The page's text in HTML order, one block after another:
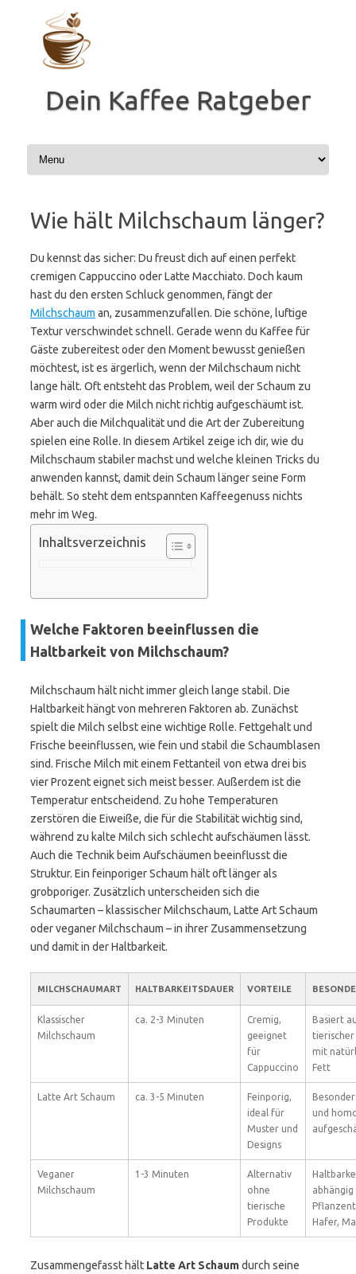
springen
Dein Kaffee Ratgeber
Wie hält Milchschaum länger?
Du kennst das sicher: Du freust dich auf einen perfekt
cremigen Cappuccino oder Latte Macchiato. Doch kaum
hast du den ersten Schluck genommen, fängt der
Milchschaum an, zusammenzufallen. Die schöne, luftige
Textur verschwindet schnell. Gerade wenn du Kaffee für
Gäste zubereitest oder den Moment bewusst genießen
möchtest, ist es ärgerlich, wenn der Milchschaum nicht
lange hält. Oft entsteht das Problem, weil der Schaum zu
warm wird oder die Milch nicht richtig aufgeschäumt ist.
Aber auch die Milchqualität und die Art der Zubereitung
spielen eine Rolle. In diesem Artikel zeige ich dir, wie du
Milchschaum stabiler machst und welche kleinen Tricks du
anwenden kannst, damit dein Schaum länger seine Form
behält. So steht dem entspannten Kaffeegenuss nichts
mehr im Weg.
Inhaltsverzeichnis
Welche Faktoren beeinflussen die
Haltbarkeit von Milchschaum?
Milchschaum hält nicht immer gleich lange stabil. Die
Haltbarkeit hängt von mehreren Faktoren ab. Zunächst
spielt die Milch selbst eine wichtige Rolle. Fettgehalt und
Frische beeinflussen, wie fein und stabil die Schaumblasen
sind. Frische Milch mit einem Fettanteil von etwa drei bis
vier Prozent eignet sich meist besser. Außerdem ist die
Temperatur entscheidend. Zu hohe Temperaturen
zerstören die Eiweiße, die für die Stabilität wichtig sind,
während zu kalte Milch sich schlecht aufschäumen lässt.
Auch die Technik beim Aufschäumen beeinflusst die
Struktur. Ein feinporiger Schaum hält oft länger als
grobporiger. Zusätzlich unterscheiden sich die
Schaumarten – klassischer Milchschaum, Latte Art Schaum
oder veganer Milchschaum – in ihrer Zusammensetzung
und damit in der Haltbarkeit.
MILCHSCHAUMART HALTBARKEITSDAUER VORTEILE
Klassischer
Milchschaum
ca. 2-3 Minuten
Cremig,
geeignet
für
Cappuccino
Basiert
tierischer
mit
Fett
Latte Art Schaum ca. 3-5 Minuten
Feinporig,
ideal für
Muster und
Designs
und
Veganer
Milchschaum
1-3 Minuten
Alternativ
ohne
tierische
Produkte
Hafer,
Zusammengefasst hält Latte Art Schaumdurch seine